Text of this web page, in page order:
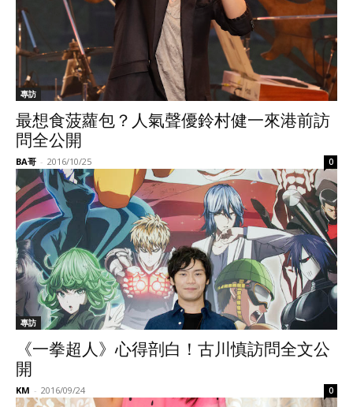
專訪
最想食菠蘿包？人氣聲優鈴村健一來港前訪
問全公開
BA哥 - 2016/10/25 0
專訪
《一拳超人》心得剖白！古川慎訪問全文公
開
KM - 2016/09/24 0